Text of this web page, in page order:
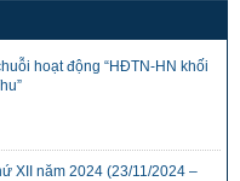
hoạt động “HĐTN-HN khối
XII năm 2024 (23/11/2024 –